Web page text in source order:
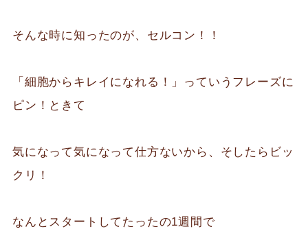
そんな時に知ったのが、セルコン！！
「細胞からキレイになれる！」っていうフレーズに
ピン！ときて
気になって気になって仕方ないから、そしたらビッ
クリ！
なんとスタートしてたったの1週間で